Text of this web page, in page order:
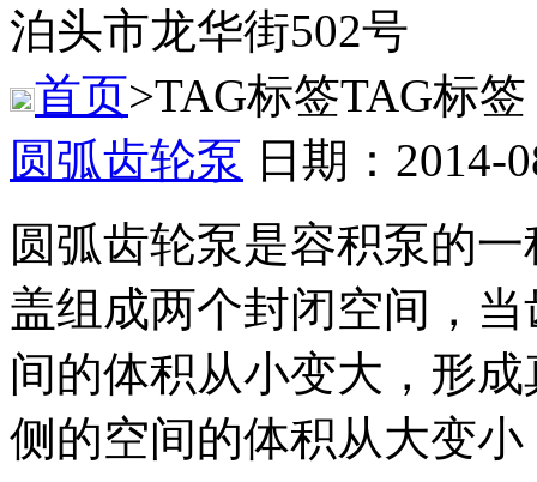
泊头市龙华街502号
首页>TAG标签TAG标签
圆弧齿轮泵 日期：2014-
圆弧齿轮泵是容积泵的
盖组成两个封闭空间，
间的体积从小变大，形
侧的空间的体积从大变